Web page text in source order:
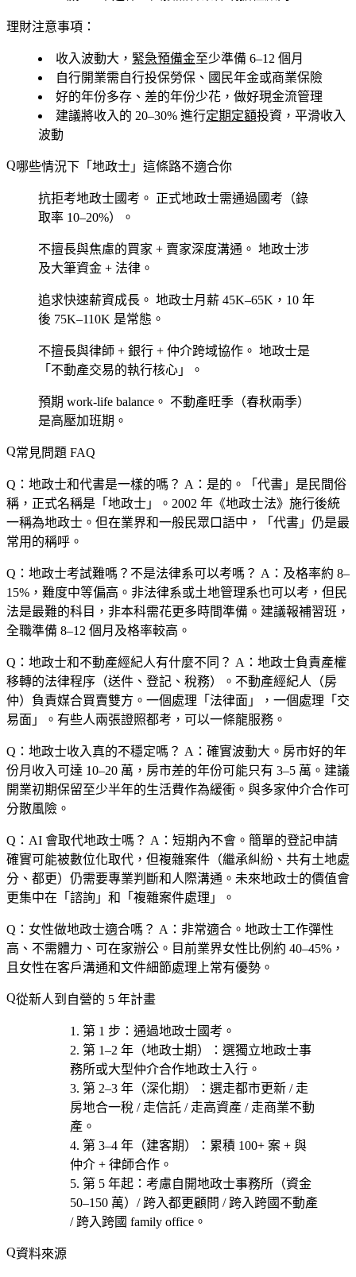
理財注意事項：
收入波動大， 緊急預備金至少準備 6–12 個月
自行開業需自行投保勞保、國民年金或商業保險
好的年份多存、差的年份少花，做好現金流管理
建議將收入的 20–30% 進行定期定額投資，平滑收入
波動
哪些情況下「地政士」這條路不適合你
抗拒考地政士國考。 正式地政士需通過國考（錄
取率 10–20%）。
不擅長與焦慮的買家 + 賣家深度溝通。 地政士涉
及大筆資金 + 法律。
追求快速薪資成長。 地政士月薪 45K–65K，10 年
後 75K–110K 是常態。
不擅長與律師 + 銀行 + 仲介跨域協作。 地政士是
「不動產交易的執行核心」。
預期 work-life balance。 不動產旺季（春秋兩季）
是高壓加班期。
常見問題 FAQ
Q：地政士和代書是一樣的嗎？ A：是的。「代書」是民間俗
稱，正式名稱是「地政士」。2002 年《地政士法》施行後統
一稱為地政士。但在業界和一般民眾口語中，「代書」仍是最
常用的稱呼。
Q：地政士考試難嗎？不是法律系可以考嗎？ A：及格率約 8–
15%，難度中等偏高。非法律系或土地管理系也可以考，但民
法是最難的科目，非本科需花更多時間準備。建議報補習班，
全職準備 8–12 個月及格率較高。
Q：地政士和不動產經紀人有什麼不同？ A：地政士負責產權
移轉的法律程序（送件、登記、稅務）。不動產經紀人（房
仲）負責媒合買賣雙方。一個處理「法律面」，一個處理「交
易面」。有些人兩張證照都考，可以一條龍服務。
Q：地政士收入真的不穩定嗎？ A：確實波動大。房市好的年
份月收入可達 10–20 萬，房市差的年份可能只有 3–5 萬。建議
開業初期保留至少半年的生活費作為緩衝。與多家仲介合作可
分散風險。
Q：AI 會取代地政士嗎？ A：短期內不會。簡單的登記申請
確實可能被數位化取代，但複雜案件（繼承糾紛、共有土地處
分、都更）仍需要專業判斷和人際溝通。未來地政士的價值會
更集中在「諮詢」和「複雜案件處理」。
Q：女性做地政士適合嗎？ A：非常適合。地政士工作彈性
高、不需體力、可在家辦公。目前業界女性比例約 40–45%，
且女性在客戶溝通和文件細節處理上常有優勢。
從新人到自營的 5 年計畫
第 1 步 ：通過地政士國考 。
第 1–2 年（地政士期）
：選獨立地政士事
務所或大型仲介合作地政士入行。
第 2–3 年（深化期）
：選走都市更新 / 走
房地合一稅 / 走信託 / 走高資產 / 走商業不動
產 。
第 3–4 年（建客期）
：累積 100+ 案 + 與
仲介 + 律師合作。
第 5 年起 ：考慮自開地政士事務所（資金
50–150 萬）/ 跨入都更顧問 / 跨入跨國不動產
/ 跨入跨國 family office 。
資料來源